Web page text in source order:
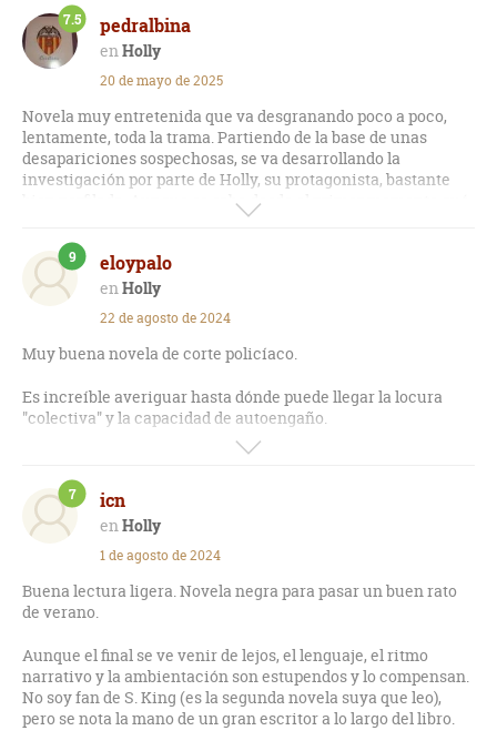
pedralbina
Holly
7.5
20 de mayo de 2025
Novela muy entretenida que va desgranando poco a poco,
lentamente, toda la trama. Partiendo de la base de unas
desapariciones sospechosas, se va desarrollando la
investigación por parte de Holly, su protagonista, bastante
bien perfilada. Aunque se sabe desde el primer momento qué
ha sido de las víctimas y quién está detrás de ello, da gusto
ver cómo el autor ha tenido la capacidad de no dejar ningún
cabo suelto. Está basado en un relato corto anterior, por lo
que se habla de otros personajes que aquí no salen para nada
y te quedas con ganas de saber qué es lo que pasó con ellos,
pero se puede leer de forma independiente.
Sigo pensando que S. King gana en las historias que no
pretenden ser de terror. Me ha gustado bastante.
eloypalo
Holly
9
22 de agosto de 2024
Muy buena novela de corte policíaco.
Es increíble averiguar hasta dónde puede llegar la locura
"colectiva" y la capacidad de autoengaño.
La trama es muy adictiva y se lee muy bien. No es complejo
pero tampoco simple.
"Cuando crees que ya has conocido lo peor que los seres
humanos pueden aportar a la sociedad... vas y te equivocas".
icn
Holly
7
1 de agosto de 2024
Buena lectura ligera. Novela negra para pasar un buen rato
de verano.
Aunque el final se ve venir de lejos, el lenguaje, el ritmo
narrativo y la ambientación son estupendos y lo compensan.
No soy fan de S. King (es la segunda novela suya que leo),
pero se nota la mano de un gran escritor a lo largo del libro.